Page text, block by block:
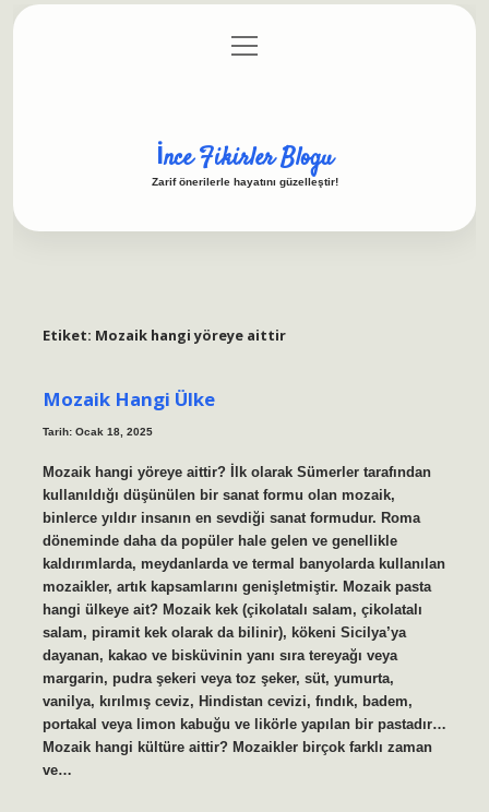
Gizlilik Politikası
menüyü
aç
İnce Fikirler Blogu
Zarif önerilerle hayatını güzelleştir!
Etiket: Mozaik hangi yöreye aittir
Mozaik Hangi Ülke
Tarih: Ocak 18, 2025
Mozaik hangi yöreye aittir? İlk olarak Sümerler tarafından
kullanıldığı düşünülen bir sanat formu olan mozaik,
binlerce yıldır insanın en sevdiği sanat formudur. Roma
döneminde daha da popüler hale gelen ve genellikle
kaldırımlarda, meydanlarda ve termal banyolarda kullanılan
mozaikler, artık kapsamlarını genişletmiştir. Mozaik pasta
hangi ülkeye ait? Mozaik kek (çikolatalı salam, çikolatalı
salam, piramit kek olarak da bilinir), kökeni Sicilya’ya
dayanan, kakao ve bisküvinin yanı sıra tereyağı veya
margarin, pudra şekeri veya toz şeker, süt, yumurta,
vanilya, kırılmış ceviz, Hindistan cevizi, fındık, badem,
portakal veya limon kabuğu ve likörle yapılan bir pastadır…
Mozaik hangi kültüre aittir? Mozaikler birçok farklı zaman
ve…